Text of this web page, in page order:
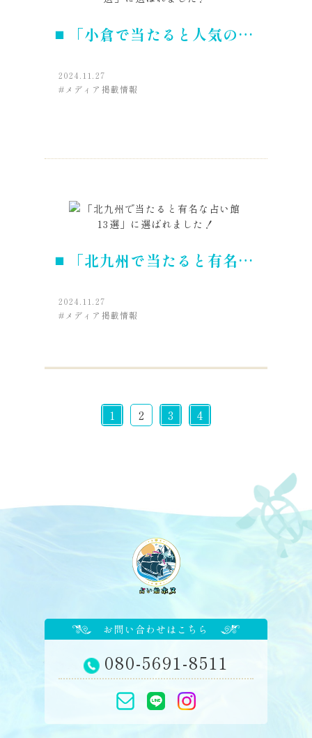
「小倉で当たると人気の占
た！
2024.11.27
メディア掲載情報
「北九州で当たると有名な
した！
2024.11.27
メディア掲載情報
1 2 3 4
お問い合わせはこちら
080-5691-8511